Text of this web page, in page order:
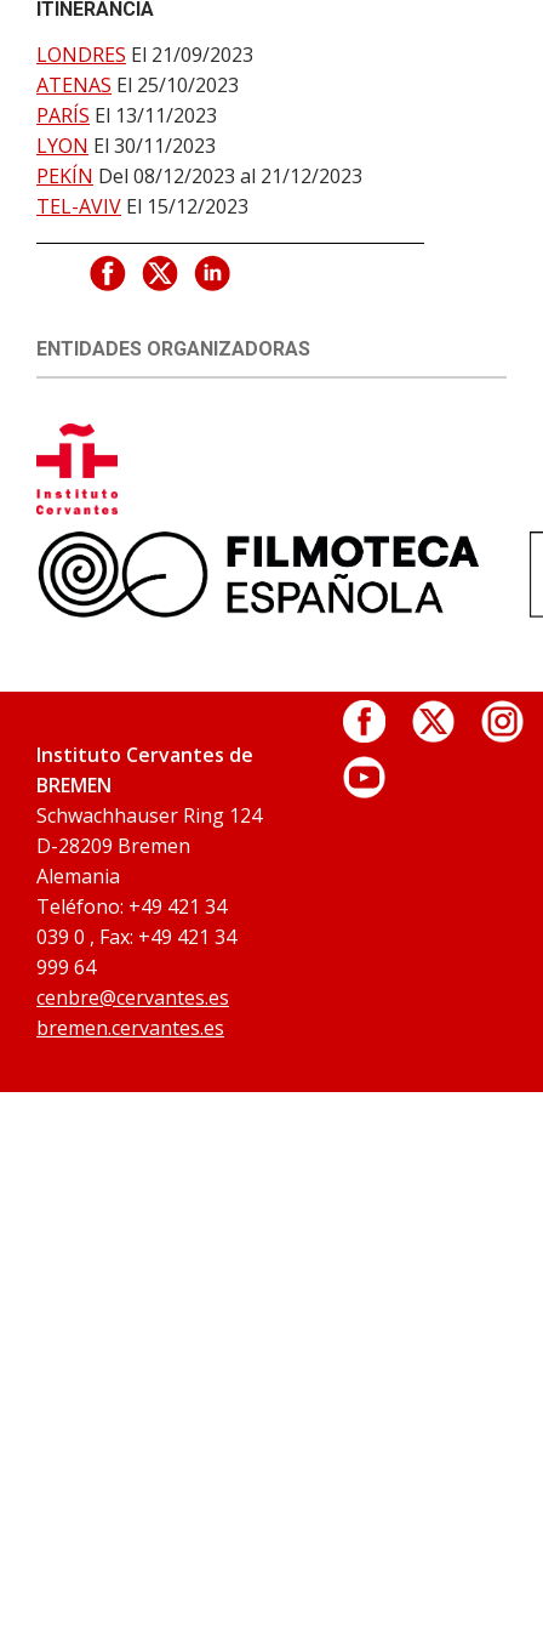
ITINERANCIA
LONDRES El 21/09/2023
ATENAS El 25/10/2023
PARÍS El 13/11/2023
LYON El 30/11/2023
PEKÍN Del 08/12/2023 al 21/12/2023
TEL-AVIV El 15/12/2023
ENTIDADES ORGANIZADORAS
Instituto Cervantes de
BREMEN
Schwachhauser Ring 124
D-28209 Bremen
Alemania
Teléfono: +49 421 34
039 0 , Fax: +49 421 34
999 64
cenbre@cervantes.es
bremen.cervantes.es